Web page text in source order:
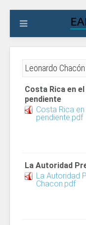
Leonardo
Costa Rica en
pendiente
Costa Rica
pendiente.pdf
La Autoridad
La Autoridad
Chacon.pdf